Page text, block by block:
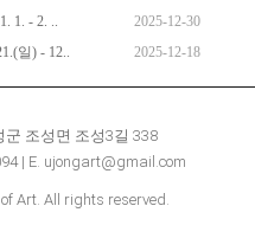
1. - 2. ..
2025-12-30
일) - 12..
2025-12-18
조성면 조성3길 338
| E. ujongart@gmail.com
Art. All rights reserved.